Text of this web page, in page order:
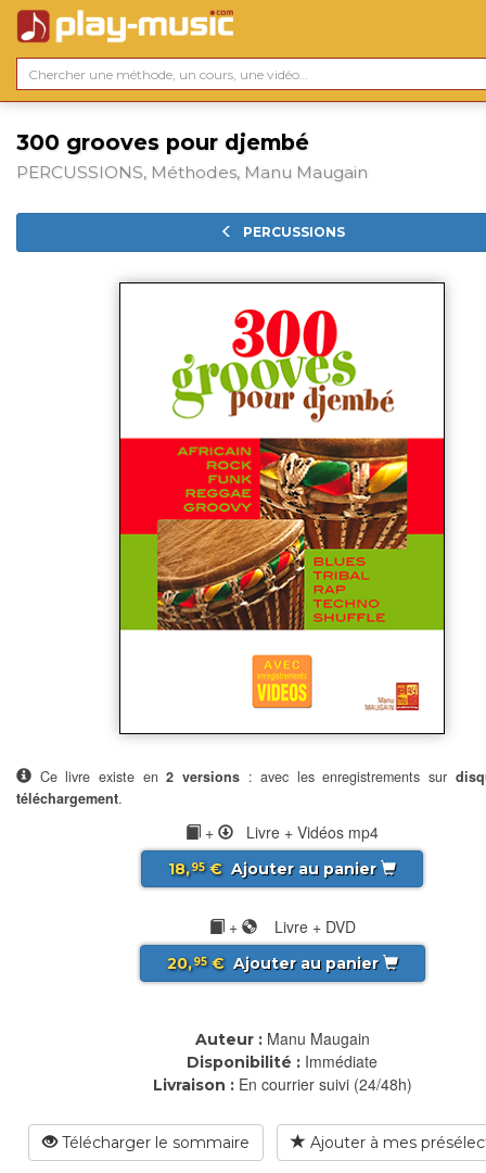
300 grooves pour djembé
PERCUSSIONS, Méthodes, Manu Maugain
PERCUSSIONS
Ce livre existe en2 versions: avec les enregistrements sur
téléchargement.
+ Livre + Vidéos mp4
18,95€ Ajouter au panier
+ Livre + DVD
20,95€ Ajouter au panier
Auteur : Manu Maugain
Disponibilité : Immédiate
Livraison : En courrier suivi (24/48h)
Télécharger le sommaire Ajouter à mes